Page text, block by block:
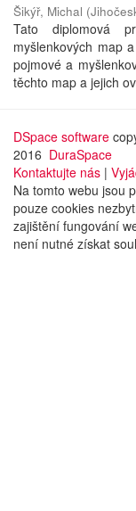
Šikýř, Michal (
Tato diplomová
myšlenkových map
pojmové a
těchto map a jejich
DSpace software
2016 DuraSpace
Kontaktujte nás |
Na tomto webu jsou
pouze cookies
zajištění fungování
není nutné získat